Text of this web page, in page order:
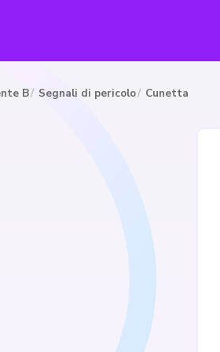
B Segnali di pericolo Cunetta